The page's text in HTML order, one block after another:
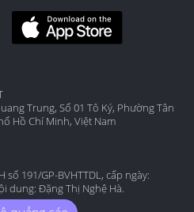
Trung, Số 01 Tô Ký, Phường Tân
Hồ Chí Minh, Việt Nam
191/GP-BVHTTDL, cấp ngày:
dung: Đặng Thị Nghệ Hà.